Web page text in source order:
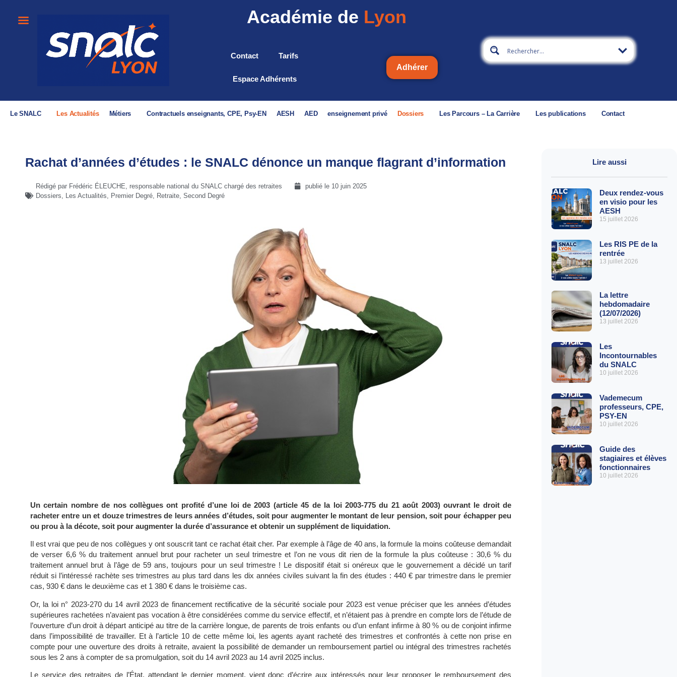
Académie de Lyon
Contact Tarifs
Espace Adhérents
Adhérer
Le SNALC Les Actualités Métiers Contractuels enseignants, CPE, Psy-EN AESH AED enseignement privé Dossiers Les Parcours – La Carrière Les publications Contact
Rachat d’années d’études : le SNALC dénonce un manque flagrant d’information
Rédigé par Frédéric ÉLEUCHE, responsable national du SNALC chargé des retraites publié le 10 juin 2025
Dossiers, Les Actualités, Premier Degré, Retraite, Second Degré
Un certain nombre de nos collègues ont profité d’une loi de 2003 (article 45 de la loi 2003-775 du 21 août 2003) ouvrant le droit de
racheter entre un et douze trimestres de leurs années d’études, soit pour augmenter le montant de leur pension, soit pour échapper peu
ou prou à la décote, soit pour augmenter la durée d’assurance et obtenir un supplément de liquidation.
Il est vrai que peu de nos collègues y ont souscrit tant ce rachat était cher. Par exemple à l’âge de 40 ans, la formule la moins coûteuse demandait
de verser 6,6 % du traitement annuel brut pour racheter un seul trimestre et l’on ne vous dit rien de la formule la plus coûteuse : 30,6 % du
traitement annuel brut à l’âge de 59 ans, toujours pour un seul trimestre ! Le dispositif était si onéreux que le gouvernement a décidé un tarif
réduit si l’intéressé rachète ses trimestres au plus tard dans les dix années civiles suivant la fin des études : 440 € par trimestre dans le premier
cas, 930 € dans le deuxième cas et 1 380 € dans le troisième cas.
Or, la loi n° 2023-270 du 14 avril 2023 de financement rectificative de la sécurité sociale pour 2023 est venue préciser que les années d’études
supérieures rachetées n’avaient pas vocation à être considérées comme du service effectif, et n’étaient pas à prendre en compte lors de l’étude de
l’ouverture d’un droit à départ anticipé au titre de la carrière longue, de parents de trois enfants ou d’un enfant infirme à 80 % ou de conjoint infirme
dans l’impossibilité de travailler. Et à l’article 10 de cette même loi, les agents ayant racheté des trimestres et confrontés à cette non prise en
compte pour une ouverture des droits à retraite, avaient la possibilité de demander un remboursement partiel ou intégral des trimestres rachetés
sous les 2 ans à compter de sa promulgation, soit du 14 avril 2023 au 14 avril 2025 inclus.
Le service des retraites de l’État, attendant le dernier moment, vient donc d’écrire aux intéressés pour leur proposer le remboursement des
Lire aussi
Deux rendez-vous
en visio pour les
AESH
15 juillet 2026
Les RIS PE de la
rentrée
13 juillet 2026
La lettre
hebdomadaire
(12/07/2026)
13 juillet 2026
Les
Incontournables
du SNALC
10 juillet 2026
Vademecum
professeurs, CPE,
PSY-EN
10 juillet 2026
Guide des
stagiaires et élèves
fonctionnaires
10 juillet 2026